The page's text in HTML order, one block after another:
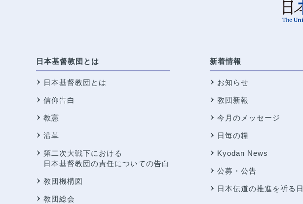
日本基督教団とは
日本基督教団とは
信仰告白
教憲
沿革
第二次大戦下における
日本基督教団の責任についての告白
教団機構図
教団総会
新着情報
お知らせ
教団新報
今月のメッセージ
日毎の糧
Kyodan News
公募・公告
日本伝道の推進を祈る日